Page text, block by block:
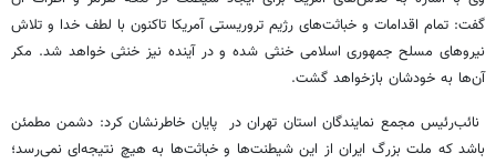
گفت: تمام اقدامات و خباثت‌های رژیم تروریستی آمریکا تاکنون با لطف خدا و تلاش
نیروهای مسلح جمهوری اسلامی خنثی شده و در آینده نیز خنثی خواهد شد. مکر
آن‌ها به خودشان بازخواهد گشت.
نائب‌رئیس مجمع نمایندگان استان تهران در پایان خاطرنشان کرد: دشمن مطمئن
باشد که ملت بزرگ ایران از این شیطنت‌ها و خباثت‌ها به هیچ نتیجه‌ای نمی‌رسد؛